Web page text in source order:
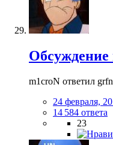
m1croN ответил
24 февраля,
14 584 ответа
23